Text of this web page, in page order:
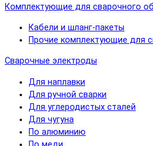
Комплектующие для сварочного
Кабели и шланг-пакеты
Прочие комплектующие для
Сварочные электроды
Для наплавки
Для ручной сварки
Для углеродистых сталей
Для чугуна
По алюминию